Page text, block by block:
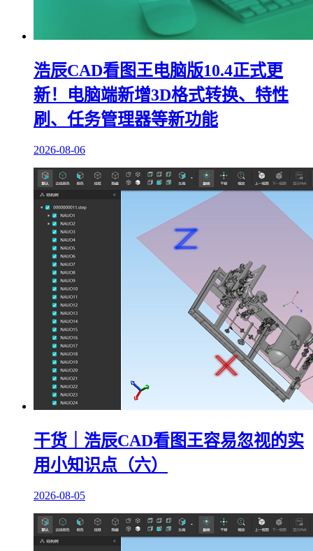
浩辰CAD看图王电脑版10.4正式更
新！电脑端新增3D格式转换、特性
刷、任务管理器等新功能
2026-08-06
干货｜浩辰CAD看图王容易忽视的实
用小知识点（六）
2026-08-05